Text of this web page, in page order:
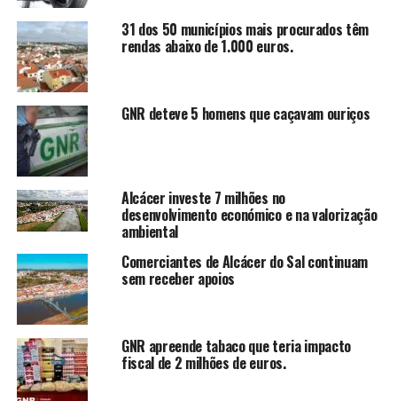
31 dos 50 municípios mais procurados têm
rendas abaixo de 1.000 euros.
GNR deteve 5 homens que caçavam ouriços
Alcácer investe 7 milhões no
desenvolvimento económico e na valorização
ambiental
Comerciantes de Alcácer do Sal continuam
sem receber apoios
GNR apreende tabaco que teria impacto
fiscal de 2 milhões de euros.